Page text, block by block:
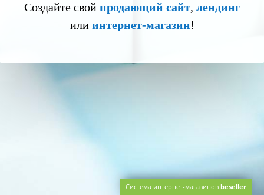
Создайте свой продающий сайт, лендинг
или интернет-магазин!
Система интернет-магазинов beseller